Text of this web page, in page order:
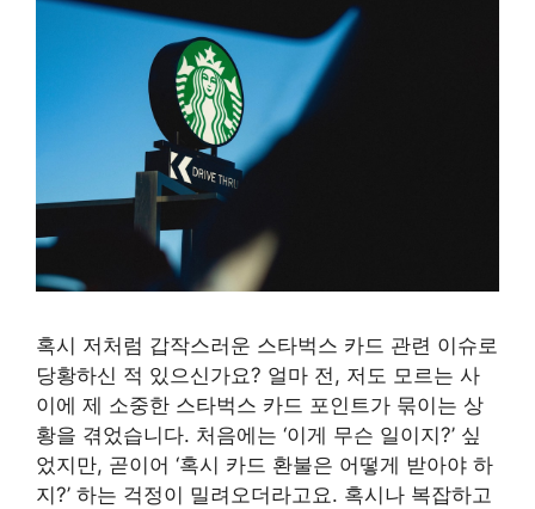
혹시 저처럼 갑작스러운 스타벅스 카드 관련 이슈로
당황하신 적 있으신가요? 얼마 전, 저도 모르는 사
이에 제 소중한 스타벅스 카드 포인트가 묶이는 상
황을 겪었습니다. 처음에는 ‘이게 무슨 일이지?’ 싶
었지만, 곧이어 ‘혹시 카드 환불은 어떻게 받아야 하
지?’ 하는 걱정이 밀려오더라고요. 혹시나 복잡하고